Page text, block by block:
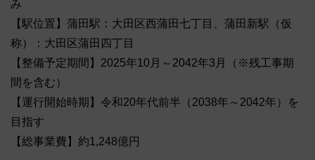
み
【駅位置】蒲田駅：大田区西蒲田七丁目、蒲田新駅（仮
称）：大田区蒲田四丁目
【整備予定期間】2025年10月～2042年3月（※残工事期
間を含む）
【運行開始時期】令和20年代前半（2038年～2042年）を
目指す
【総事業費】約1,248億円